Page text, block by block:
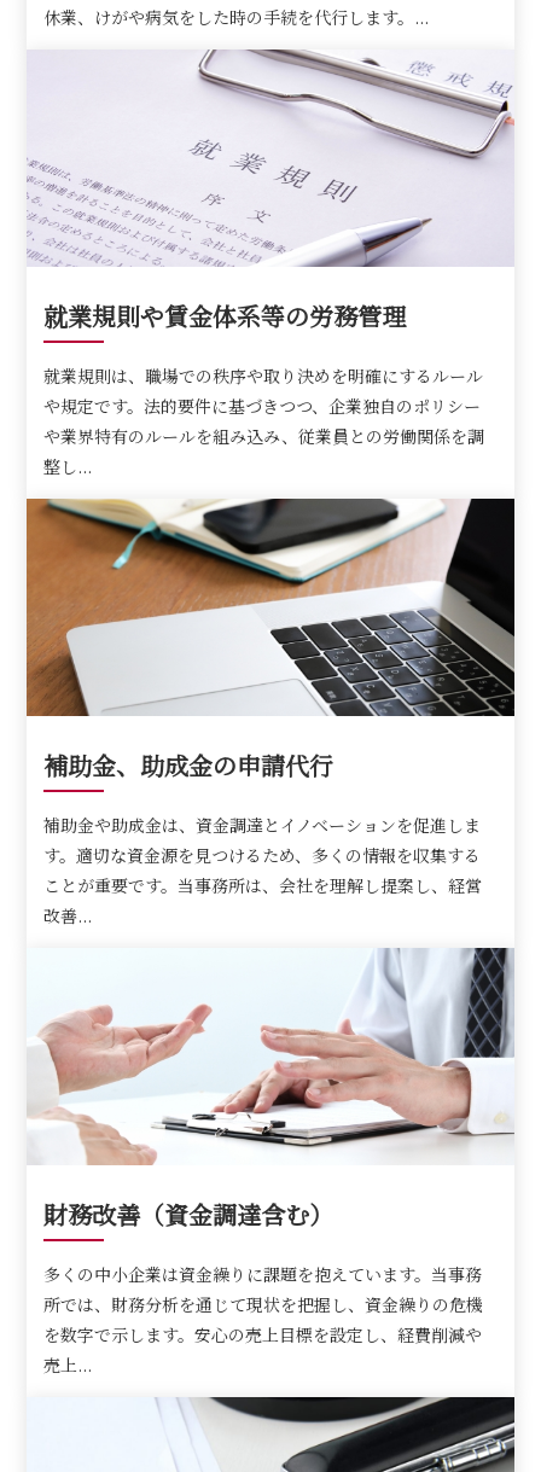
休業、けがや病気をした時の手続を代行します。...
就業規則や賃金体系等の労務管理
就業規則は、職場での秩序や取り決めを明確にするルール
や規定です。法的要件に基づきつつ、企業独自のポリシー
や業界特有のルールを組み込み、従業員との労働関係を調
整し...
補助金、助成金の申請代行
補助金や助成金は、資金調達とイノベーションを促進しま
す。適切な資金源を見つけるため、多くの情報を収集する
ことが重要です。当事務所は、会社を理解し提案し、経営
改善...
財務改善（資金調達含む）
多くの中小企業は資金繰りに課題を抱えています。当事務
所では、財務分析を通じて現状を把握し、資金繰りの危機
を数字で示します。安心の売上目標を設定し、経費削減や
売上...